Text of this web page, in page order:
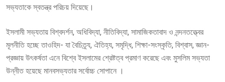
সভ্যতাকে স্বতন্ত্র পরিচয় দিয়েছে।
ইসলামী সভ্যতায় বিশ্বদর্শন, অধিবিদ্যা, নীতিবিদ্যা, সামাজিকতাবাদ ও নন্দনতত্ত্বের
মূলনীতি হচ্ছে তাওহিদ- যা বৈচিত্র্য, ঐতিহ্য, সমৃদ্ধি, শিক্ষা-সংস্কৃতি, বিশ্বাস, জ্ঞান-
প্রজ্ঞায় উৎকর্ষতা এনে বিশ্বে ইসলামের শ্রেষ্টত্ব প্রমাণ করেছে এবং মুসলিম সভ্যতা
উন্নীত হয়েছে মানবসভ্যতার সর্বোচ্চ সোপানে ।